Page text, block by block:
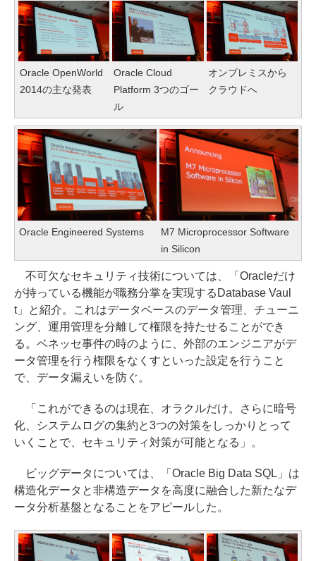
Oracle OpenWorld
2014の主な発表
Oracle Cloud
Platform 3つのゴー
ル
オンプレミスから
クラウドへ
Oracle Engineered Systems
M7 Microprocessor Software
in Silicon
不可欠なセキュリティ技術については、「Oracleだけ
が持っている機能が職務分掌を実現するDatabase Vaul
t」と紹介。これはデータベースのデータ管理、チューニ
ング、運用管理を分離して権限を持たせることができ
る。ベネッセ事件の時のように、外部のエンジニアがデ
ータ管理を行う権限をなくすといった設定を行うこと
で、データ漏えいを防ぐ。
「これができるのは現在、オラクルだけ。さらに暗号
化、システムログの集約と3つの対策をしっかりとって
いくことで、セキュリティ対策が可能となる」。
ビッグデータについては、「Oracle Big Data SQL」は
構造化データと非構造データを高度に融合した新たなデ
ータ分析基盤となることをアピールした。